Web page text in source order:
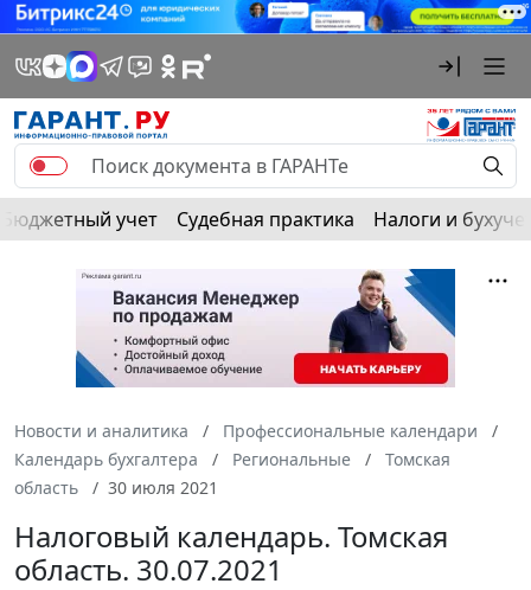
Бюджетный учет Судебная практика Налоги и
Новости и аналитика
Профессиональные календари
Календарь бухгалтера
Региональные
Томская
область
30 июля 2021
Налоговый календарь. Томская
область. 30.07.2021